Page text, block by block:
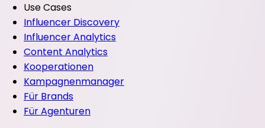
Use Cases
Influencer Discovery
Influencer Analytics
Content Analytics
Kooperationen
Kampagnenmanager
Für Brands
Für Agenturen